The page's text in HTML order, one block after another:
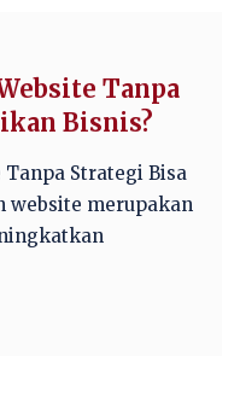
Tanpa
Bisnis?
Tanpa Strategi Bisa
website merupakan